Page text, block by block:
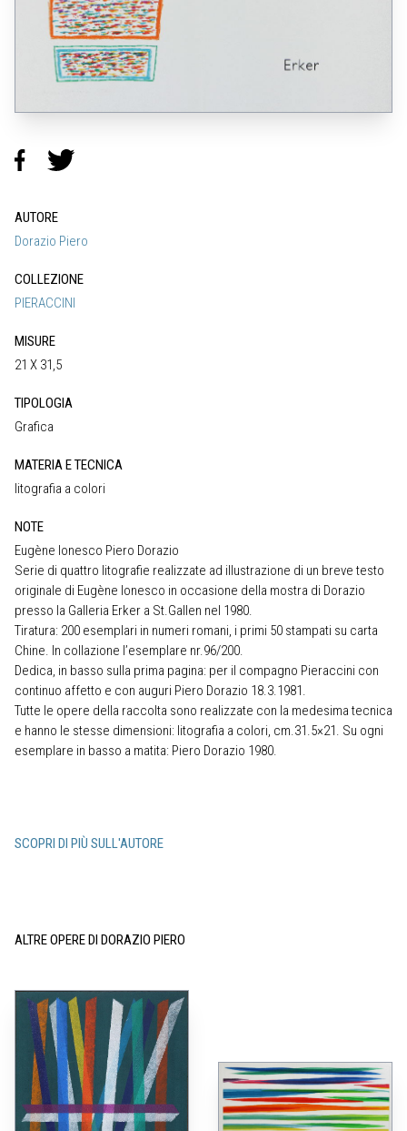
AUTORE
Dorazio Piero
COLLEZIONE
PIERACCINI
MISURE
21 X 31,5
TIPOLOGIA
Grafica
MATERIA E TECNICA
litografia a colori
NOTE
Eugène Ionesco Piero Dorazio
Serie di quattro litografie realizzate ad illustrazione di un breve testo
originale di Eugène Ionesco in occasione della mostra di Dorazio
presso la Galleria Erker a St.Gallen nel 1980.
Tiratura: 200 esemplari in numeri romani, i primi 50 stampati su carta
Chine. In collazione l’esemplare nr.96/200.
Dedica, in basso sulla prima pagina: per il compagno Pieraccini con
continuo affetto e con auguri Piero Dorazio 18.3.1981.
Tutte le opere della raccolta sono realizzate con la medesima tecnica
e hanno le stesse dimensioni: litografia a colori, cm.31.5×21. Su ogni
esemplare in basso a matita: Piero Dorazio 1980.
SCOPRI DI PIÙ SULL'AUTORE
ALTRE OPERE DI DORAZIO PIERO